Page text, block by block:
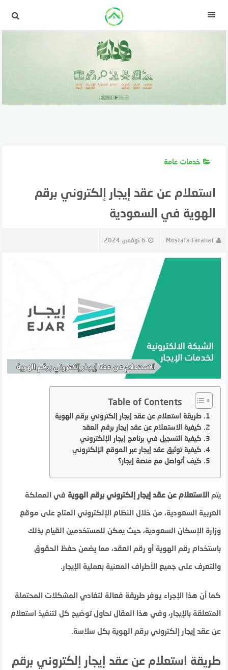
القائمة
خدمات عامة
استعلام عن عقد إيجار إلكتروني برقم
الهوية في السعودية
Mostafa Farahat 6 نوفمبر، 2024
Table of Contents
طريقة استعلام عن عقد إيجار إلكتروني برقم الهوية
كيفية الاستعلام عن عقد إيجار برقم العقد
كيفية التسجيل في برنامج إيجار الإلكتروني
كيفية توثيق عقد إيجار عبر الموقع الإلكتروني
كيف أتواصل مع منصة إيجار؟
يتمالاستعلام عن عقد إيجار إلكتروني برقم الهوية في المملكة
العربية السعودية، من خلال النظام الإلكتروني المتاح على موقع
وزارة الإسكان السعودية، حيث يمكن للمستخدمين القيام بذلك
باستخدام رقم الهوية أو رقم العقد، مما يضمن حفظ الحقوق
والتعرف على جميع الأطراف المعنية بعملية الإيجار.
كما أن هذا الإجراء يوفر طريقة فعالة لتفادي المشكلات المحتملة
المتعلقة بالإيجار، وفي هذا المقال نحاول توضيح كل لتنفيذ استعلام
عن عقد إيجار إلكتروني برقم الهوية بكل سلاسة.
طريقة استعلام عن عقد إيجار إلكتروني برقم